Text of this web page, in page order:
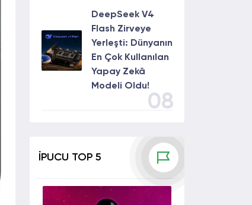
DeepSeek V4
Flash Zirveye
Yerleşti: Dünyanın
En Çok Kullanılan
Yapay Zekâ
Modeli Oldu!
08
İPUCU TOP 5